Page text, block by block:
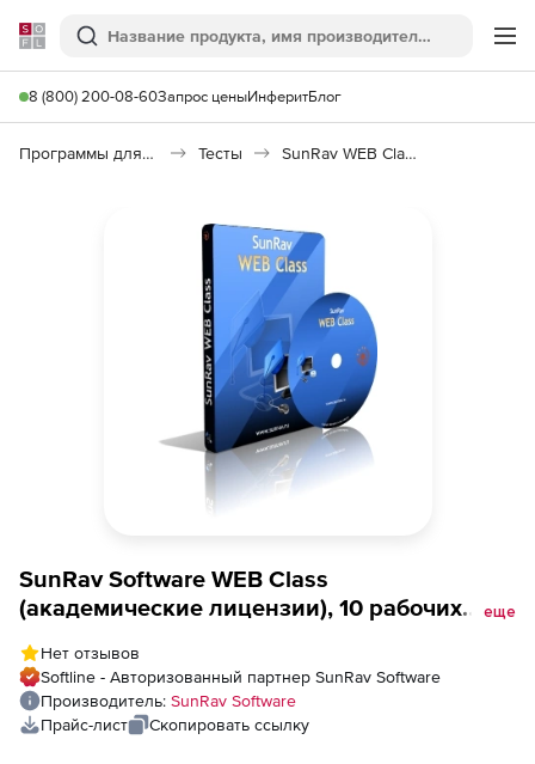
Softline
Поиск
8 (800) 200-08-60Запрос ценыИнферитБлог
Программы для образования и науки Тесты SunRav WEB Class
SunRav Software WEB Class
(академические лицензии), 10 рабочих
еще
Нет отзывов
Softline - Авторизованный партнер SunRav Software
Производитель: SunRav Software
Прайс-лист
Скопировать ссылку